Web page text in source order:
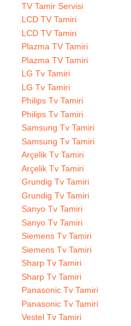
TV Tamir Servisi
LCD TV Tamiri
LCD TV Tamiri
Plazma TV Tamiri
Plazma TV Tamiri
LG Tv Tamiri
LG Tv Tamiri
Philips Tv Tamiri
Philips Tv Tamiri
Samsung Tv Tamiri
Samsung Tv Tamiri
Arçelik Tv Tamiri
Arçelik Tv Tamiri
Grundig Tv Tamiri
Grundig Tv Tamiri
Sanyo Tv Tamiri
Sanyo Tv Tamiri
Siemens Tv Tamiri
Siemens Tv Tamiri
Sharp Tv Tamiri
Sharp Tv Tamiri
Panasonic Tv Tamiri
Panasonic Tv Tamiri
Vestel Tv Tamiri